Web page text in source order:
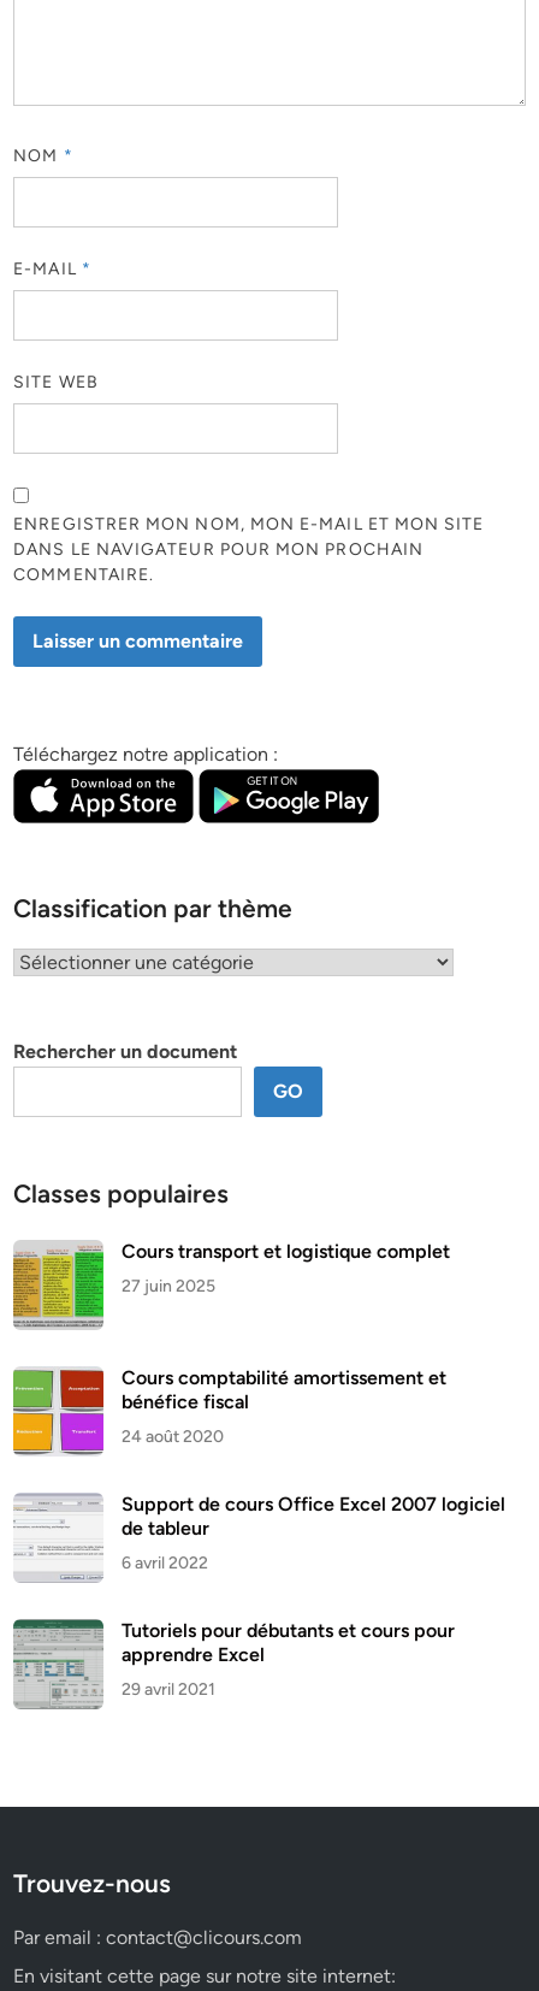
NOM *
E-MAIL *
SITE WEB
ENREGISTRER MON NOM, MON E-MAIL ET MON SITE
DANS LE NAVIGATEUR POUR MON PROCHAIN
COMMENTAIRE.
Téléchargez notre application :
Classification par thème
Classification
Rechercher un document
GO
Classes populaires
Cours transport et logistique complet
27 juin 2025
Cours comptabilité amortissement et
bénéfice fiscal
24 août 2020
Support de cours Office Excel 2007 logiciel
de tableur
6 avril 2022
Tutoriels pour débutants et cours pour
apprendre Excel
29 avril 2021
Trouvez-nous
Par email :contact@clicours.com
En visitant cette page sur notre site internet: